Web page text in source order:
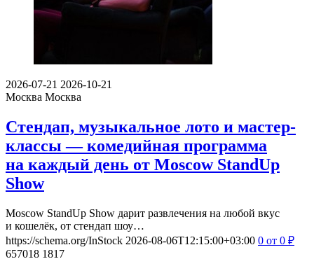
2026-07-21 2026-10-21
Москва Москва
Стендап, музыкальное лото и мастер-
классы — комедийная программа
на каждый день от Moscow StandUp
Show
Moscow StandUp Show дарит развлечения на любой вкус
и кошелёк, от стендап шоу…
https://schema.org/InStock 2026-08-06T12:15:00+03:00 0 от 0 ₽
657018 1817